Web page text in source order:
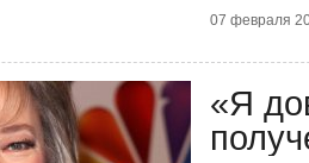
07 февраля
«Я